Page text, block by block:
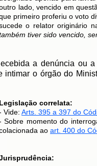
lado, vencido em
primeiro proferiu o voto
o relator originário
tiver sido vencido,
a denúncia ou a
intimar o órgão do
Legislação correlata:
Vide: Arts. 395 a 397 do
Sobre momento do
ao art. 400 do